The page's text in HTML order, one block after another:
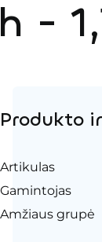
-
Produkto
Artikulas
Gamintojas
Amžiaus grupė